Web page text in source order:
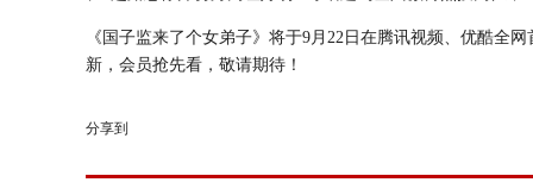
《 国子监来了个女弟子》将于9月22日在腾讯视频、优酷全
新，会员抢先看，敬请期待！
分享到